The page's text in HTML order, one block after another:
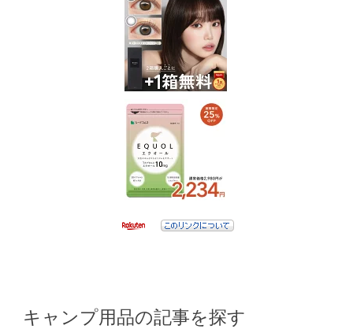
キャンプ用品の記事を探す